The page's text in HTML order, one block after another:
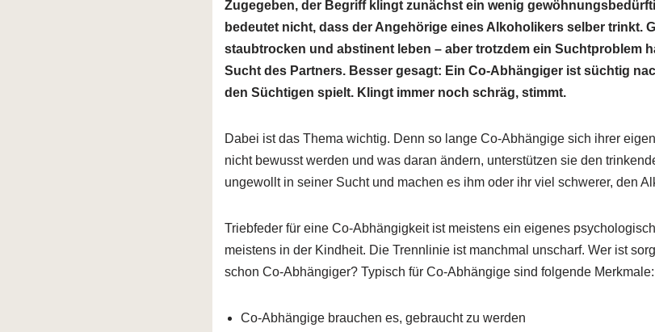
Zugegeben, der Begriff klingt zunächst ein wenig
bedeutet nicht, dass der Angehörige eines Alkoholikers selber trinkt.
staubtrocken und abstinent leben – aber trotzdem ein Suchtproblem
Sucht des Partners. Besser gesagt: Ein Co-Abhängiger ist süchtig
den Süchtigen spielt. Klingt immer noch schräg, stimmt.
Dabei ist das Thema wichtig. Denn so lange Co-Abhängige sich ihrer
nicht bewusst werden und was daran ändern, unterstützen sie den
ungewollt in seiner Sucht und machen es ihm oder ihr viel schwerer, den
Triebfeder für eine Co-Abhängigkeit ist meistens ein eigenes
meistens in der Kindheit. Die Trennlinie ist manchmal unscharf. Wer ist
schon Co-Abhängiger? Typisch für Co-Abhängige sind folgende Merkmale:
Co-Abhängige brauchen es, gebraucht zu werden